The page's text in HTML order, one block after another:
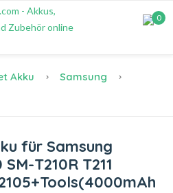
0
Akku
Samsung
für Samsung
T210R T211